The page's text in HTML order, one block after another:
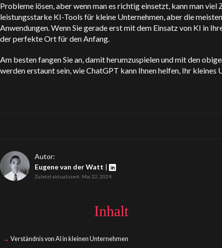
Probleme lösen, aber wenn man es richtig einsetzt, kann man
leistungsstarke KI-Tools für kleine Unternehmen, aber die
Anwendungen. Wenn Sie gerade erst mit dem Einsatz von KI in
der perfekte Ort für den Anfang.
Am besten fangen Sie an, damit herumzuspielen und mit den
werden erstaunt sein, wieChatGPT kann Ihnen helfen, Ihr
Autor:
Eugene van der Watt |
Zuletzt aktualisiert: Mai 22, 2024
Inhalt
Verständnis von AI in kleinen Unternehmen